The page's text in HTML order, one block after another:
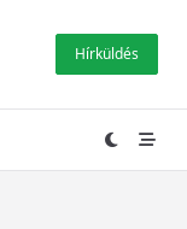
Hírküldés